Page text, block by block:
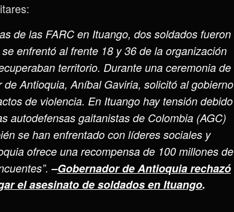
de las FARC en Ituango, dos soldados fueron
enfrentó al frente 18 y 36 de la organización
territorio. Durante una ceremonia de
Antioquia, Aníbal Gaviria, solicitó al gobierno
de violencia. En Ituango hay tensión debido
autodefensas gaitanistas de Colombia (AGC)
se han enfrentado con líderes sociales y
ofrece una recompensa de 100 millones de
–Gobernador de Antioquia rechazó
el asesinato de soldados en Ituango.